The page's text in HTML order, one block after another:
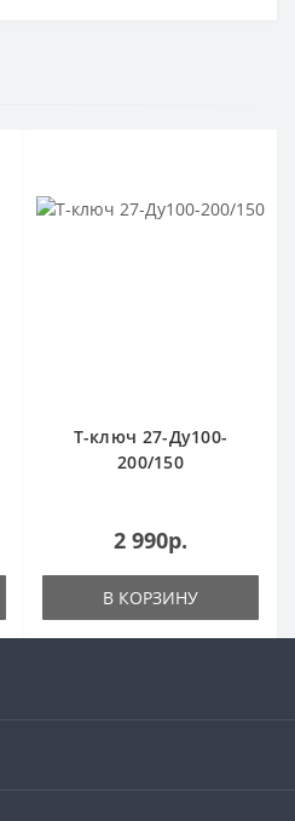
Т-ключ 27-Ду100-
200/150
2 990р.
В КОРЗИНУ